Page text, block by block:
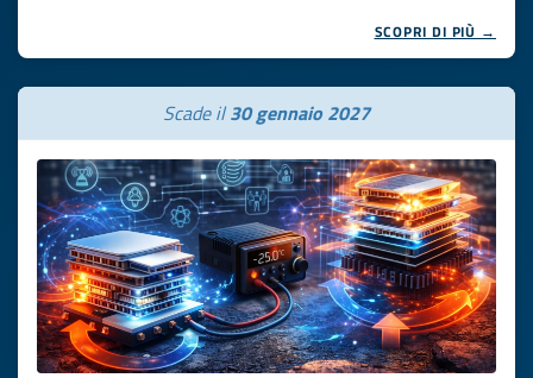
SCOPRI DI PIÙ →
Scade il30 gennaio 2027